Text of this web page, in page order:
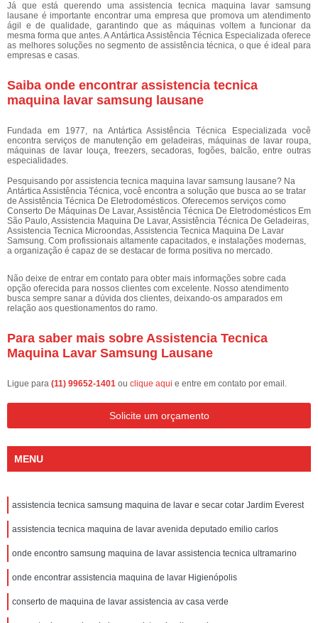
Já que está querendo uma assistencia tecnica maquina lavar samsung
lausane é importante encontrar uma empresa que promova um atendimento
ágil e de qualidade, garantindo que as máquinas voltem a funcionar da
mesma forma que antes. A Antártica Assistência Técnica Especializada oferece
as melhores soluções no segmento de assistência técnica, o que é ideal para
empresas e casas.
Saiba onde encontrar assistencia tecnica
maquina lavar samsung lausane
Fundada em 1977, na Antártica Assistência Técnica Especializada você
encontra serviços de manutenção em geladeiras, máquinas de lavar roupa,
máquinas de lavar louça, freezers, secadoras, fogões, balcão, entre outras
especialidades.
Pesquisando por assistencia tecnica maquina lavar samsung lausane? Na
Antártica Assistência Técnica, você encontra a solução que busca ao se tratar
de Assistência Técnica De Eletrodomésticos. Oferecemos serviços como
Conserto De Máquinas De Lavar, Assistência Técnica De Eletrodomésticos Em
São Paulo, Assistencia Maquina De Lavar, Assistência Técnica De Geladeiras,
Assistencia Tecnica Microondas, Assistencia Tecnica Maquina De Lavar
Samsung. Com profissionais altamente capacitados, e instalações modernas,
a organização é capaz de se destacar de forma positiva no mercado.
Não deixe de entrar em contato para obter mais informações sobre cada
opção oferecida para nossos clientes com excelente. Nosso atendimento
busca sempre sanar a dúvida dos clientes, deixando-os amparados em
relação aos questionamentos do ramo.
Para saber mais sobre Assistencia Tecnica
Maquina Lavar Samsung Lausane
Ligue para (11) 99652-1401 ou clique aqui e entre em contato por email.
Solicite um orçamento
MENU
assistencia tecnica samsung maquina de lavar e secar cotar Jardim Everest
assistencia tecnica maquina de lavar avenida deputado emilio carlos
onde encontro samsung maquina de lavar assistencia tecnica ultramarino
onde encontrar assistencia maquina de lavar Higienópolis
conserto de maquina de lavar assistencia av casa verde